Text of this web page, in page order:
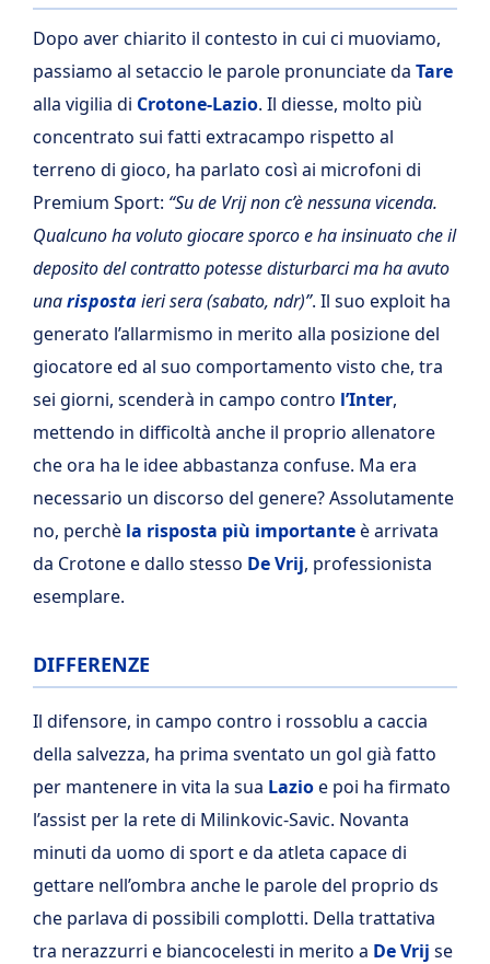
Dopo aver chiarito il contesto in cui ci muoviamo,
passiamo al setaccio le parole pronunciate da Tare
alla vigilia di Crotone-Lazio. Il diesse, molto più
concentrato sui fatti extracampo rispetto al
terreno di gioco, ha parlato così ai microfoni di
Premium Sport: “Su de Vrij non c’è nessuna vicenda.
Qualcuno ha voluto giocare sporco e ha insinuato che il
deposito del contratto potesse disturbarci ma ha avuto
unarispostaieri sera (sabato, ndr)”. Il suo exploit ha
generato l’allarmismo in merito alla posizione del
giocatore ed al suo comportamento visto che, tra
sei giorni, scenderà in campo contro l’Inter,
mettendo in difficoltà anche il proprio allenatore
che ora ha le idee abbastanza confuse. Ma era
necessario un discorso del genere? Assolutamente
no, perchè la risposta più importanteè arrivata
da Crotone e dallo stesso De Vrij, professionista
esemplare.
DIFFERENZE
Il difensore, in campo contro i rossoblu a caccia
della salvezza, ha prima sventato un gol già fatto
per mantenere in vita la sua Lazioe poi ha firmato
l’assist per la rete di Milinkovic-Savic. Novanta
minuti da uomo di sport e da atleta capace di
gettare nell’ombra anche le parole del proprio ds
che parlava di possibili complotti. Della trattativa
tra nerazzurri e biancocelesti in merito a De Vrij se